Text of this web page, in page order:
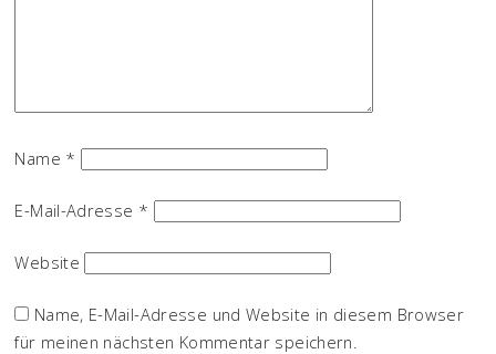
Name *
E-Mail-Adresse *
Website
Name, E-Mail-Adresse und Website in diesem Browser
für meinen nächsten Kommentar speichern.